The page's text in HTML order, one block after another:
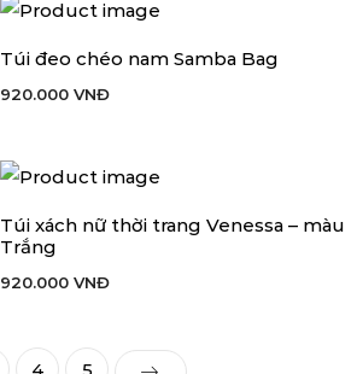
THÊM VÀO GIỎ HÀNG
Túi đeo chéo nam Samba Bag
920.000 VNĐ
THÊM VÀO GIỎ HÀNG
Túi xách nữ thời trang Venessa – màu
Trắng
920.000 VNĐ
4 5